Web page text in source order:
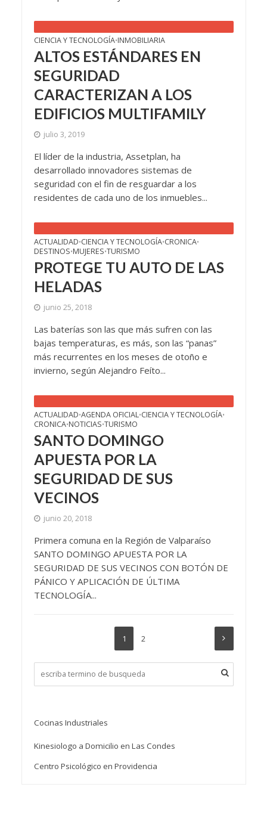
CIENCIA Y TECNOLOGÍA•INMOBILIARIA
ALTOS ESTÁNDARES EN
SEGURIDAD
CARACTERIZAN A LOS
EDIFICIOS MULTIFAMILY
julio 3, 2019
El líder de la industria, Assetplan, ha
desarrollado innovadores sistemas de
seguridad con el fin de resguardar a los
residentes de cada uno de los inmuebles...
ACTUALIDAD•CIENCIA Y TECNOLOGÍA•CRONICA•
DESTINOS•MUJERES•TURISMO
PROTEGE TU AUTO DE LAS
HELADAS
junio 25, 2018
Las baterías son las que más sufren con las
bajas temperaturas, es más, son las “panas”
más recurrentes en los meses de otoño e
invierno, según Alejandro Feíto...
ACTUALIDAD•AGENDA OFICIAL•CIENCIA Y TECNOLOGÍA•
CRONICA•NOTICIAS•TURISMO
SANTO DOMINGO
APUESTA POR LA
SEGURIDAD DE SUS
VECINOS
junio 20, 2018
Primera comuna en la Región de Valparaíso
SANTO DOMINGO APUESTA POR LA
SEGURIDAD DE SUS VECINOS CON BOTÓN DE
PÁNICO Y APLICACIÓN DE ÚLTIMA
TECNOLOGÍA...
1 2
Cocinas Industriales
Kinesiologo a Domicilio en Las Condes
Centro Psicológico en Providencia